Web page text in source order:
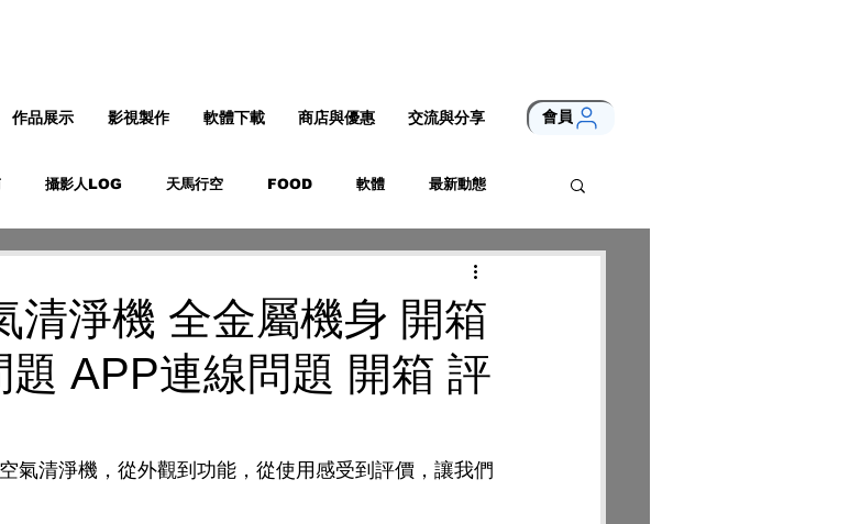
攝影人LOG 天馬行空 FOOD 軟體 最新動態
清淨機 全金屬機身 開箱
APP連線問題 開箱 評
氣清淨機，從外觀到功能，從使用感受到評價，讓我們
作品展示 影視製作 軟體下載 商店與優惠 交流與分享 會員